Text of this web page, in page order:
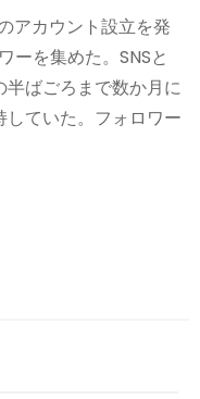
アカウント設立を発
ーを集めた。SNSと
ばごろまで数か月に
ていた。フォロワー